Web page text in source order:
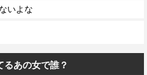
いよな
るあの女で誰？